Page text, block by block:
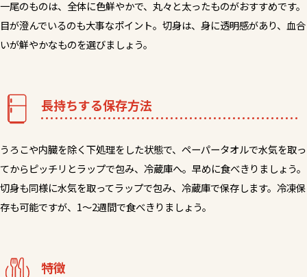
一尾のものは、全体に色鮮やかで、丸々と太ったものがおすすめです。
目が澄んでいるのも大事なポイント。切身は、身に透明感があり、血合
いが鮮やかなものを選びましょう。
長持ちする保存方法
うろこや内臓を除く下処理をした状態で、ペーパータオルで水気を取っ
てからピッチリとラップで包み、冷蔵庫へ。早めに食べきりましょう。
切身も同様に水気を取ってラップで包み、冷蔵庫で保存します。冷凍保
存も可能ですが、1～2週間で食べきりましょう。
特徴